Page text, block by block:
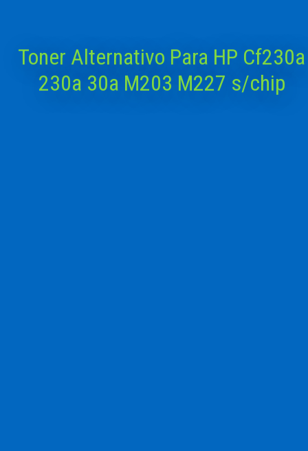
Toner Alternativo Para HP Cf230a
230a 30a M203 M227 s/chip